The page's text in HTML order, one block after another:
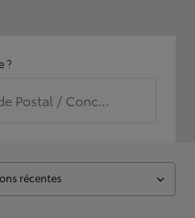
?
Postal / Concession
récentes